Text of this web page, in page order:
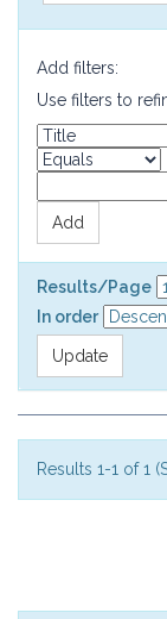
Add filters:
Use filters to
Results/Page
In order
Results 1-1 of 1